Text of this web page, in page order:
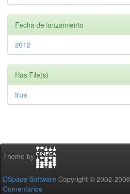
Fecha de lanzamiento
2012
Has File(s)
true
Theme by
DSpace Software Copyright © 2002-2008
Comentarios